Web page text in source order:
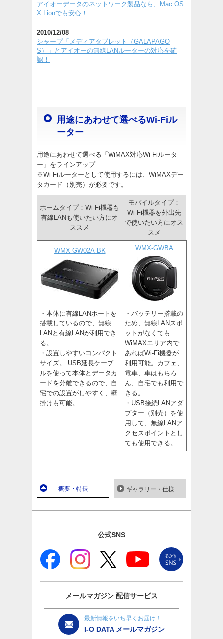
アイオーデータのネットワーク製品なら、Mac OS
X Lionでも安心！
2010/12/08
シャープ「メディアタブレット（GALAPAGO
S）」とアイオーの無線LANルーターの対応を確
認！
用途にあわせて選べるWi-Fiル
ーター
用途にあわせて選べる「WiMAX対応Wi-Fiルータ
ー」をラインアップ
※Wi-Fiルーターとして使用するには、WiMAXデー
タカード（別売）が必要です。
ホームタイプ：Wi-Fi機器も
有線LANも使いたい方にオ
ススメ
モバイルタイプ：
Wi-Fi機器を外出先
で使いたい方にオス
スメ
WMX-GW02A-BK WMX-GWBA
・本体に有線LANポートを
搭載しているので、無線
LANと有線LANが利用でき
る。
・設置しやすいコンパクト
サイズ。 USB延長ケーブ
ルを使って本体とデータカ
ードを分離できるので、自
宅での設置がしやすく、壁
掛けも可能。
・バッテリー搭載の
ため、無線LANスポ
ットがなくても
WiMAXエリア内で
あればWi-Fi機器が
利用可能。カフェ、
電車、車はもちろ
ん、自宅でも利用で
きる。
・USB接続LANアダ
プター（別売）を使
用して、無線LANア
クセスポイントとし
ても使用できる。
概要・特長 ギャラリー・仕様
公式SNS
メールマガジン 配信サービス
最新情報をいち早くお届け！
I-O DATA メールマガジン